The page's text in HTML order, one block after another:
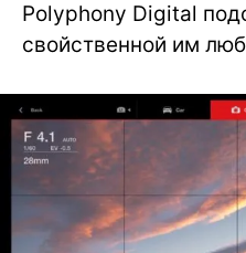
Polyphony Digital
свойственной им